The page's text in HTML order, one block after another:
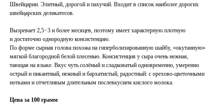
Швейцарии. Элитный, дорогой и пахучий. Входит в список наиболее дорогих
швейцарских деликатесов.
Вызревает 2,5−3 и более месяцев, поэтому имеет характерную плотную
и достаточно однородную консистенцию.
По форме сырная голова похожа на гиперболизированную шайбу, «окутанную»
мягкой благородной белой плесенью. Консистенция у сыра очень нежная,
тающая на языке. Вкус чуть солёный и сладковатый одновременно, умеренно
острый и пикантный, нежный и бархатистый, радостный: с орехово-цветочными
нотками и отчетливым длительным послевкусием кислого молока.
Цена за 100 грамм